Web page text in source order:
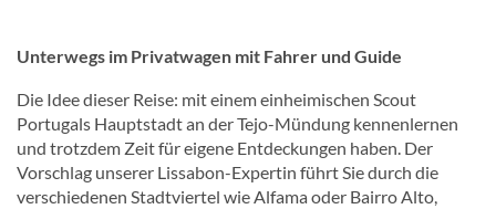
Unterwegs im Privatwagen mit Fahrer und Guide
Die Idee dieser Reise: mit einem einheimischen Scout
Portugals Hauptstadt an der Tejo-Mündung kennenlernen
und trotzdem Zeit für eigene Entdeckungen haben. Der
Vorschlag unserer Lissabon-Expertin führt Sie durch die
verschiedenen Stadtviertel wie Alfama oder Bairro Alto,